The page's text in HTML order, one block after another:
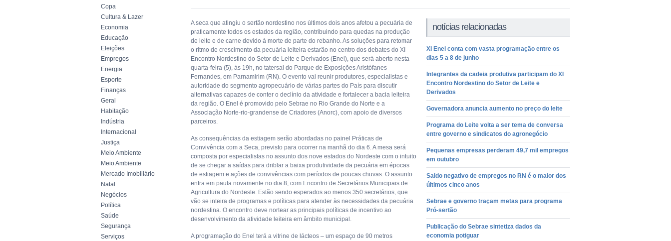
Copa
Cultura & Lazer
Economia
Educação
Eleições
Empregos
Energia
Esporte
Finanças
Geral
Habitação
Indústria
Internacional
Justiça
Meio Ambiente
Meio Ambiente
Mercado Imobiliário
Natal
Negócios
Política
Saúde
Segurança
Serviços
notícias relacionadas
XI Enel conta com vasta programação entre os
dias 5 a 8 de junho
Integrantes da cadeia produtiva participam do XI
Encontro Nordestino do Setor de Leite e
Derivados
Governadora anuncia aumento no preço do leite
Programa do Leite volta a ser tema de conversa
entre governo e sindicatos do agronegócio
Pequenas empresas perderam 49,7 mil empregos
em outubro
Saldo negativo de empregos no RN é o maior dos
últimos cinco anos
Sebrae e governo traçam metas para programa
Pró-sertão
Publicação do Sebrae sintetiza dados da
economia potiguar
A seca que atingiu o sertão nordestino nos últimos dois anos afetou a pecuária de
praticamente todos os estados da região, contribuindo para quedas na produção
de leite e de carne devido à morte de parte do rebanho. As soluções para retomar
o ritmo de crescimento da pecuária leiteira estarão no centro dos debates do XI
Encontro Nordestino do Setor de Leite e Derivados (Enel), que será aberto nesta
quarta-feira (5), às 19h, no tatersal do Parque de Exposições Aristófanes
Fernandes, em Parnamirim (RN). O evento vai reunir produtores, especialistas e
autoridade do segmento agropecuário de várias partes do País para discutir
alternativas capazes de conter o declínio da atividade e fortalecer a bacia leiteira
da região. O Enel é promovido pelo Sebrae no Rio Grande do Norte e a
Associação Norte-rio-grandense de Criadores (Anorc), com apoio de diversos
parceiros.
As consequências da estiagem serão abordadas no painel Práticas de
Convivência com a Seca, previsto para ocorrer na manhã do dia 6. A mesa será
composta por especialistas no assunto dos nove estados do Nordeste com o intuito
de se chegar a saídas para driblar a baixa produtividade da pecuária em épocas
de estiagem e ações de convivências com períodos de poucas chuvas. O assunto
entra em pauta novamente no dia 8, com Encontro de Secretários Municipais de
Agricultura do Nordeste. Estão sendo esperados ao menos 350 secretários, que
vão se inteira de programas e políticas para atender às necessidades da pecuária
nordestina. O encontro deve nortear as principais políticas de incentivo ao
desenvolvimento da atividade leiteira em âmbito municipal.
A programação do Enel terá a vitrine de lácteos – um espaço de 90 metros